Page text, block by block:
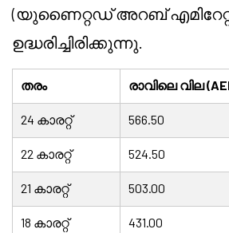
(യുണൈറ്റഡ് അറബ്
ഉദ്ധരിച്ചിരിക്കുന്നു.
തരം രാവിലെ വില
24 കാരറ്റ് 566.50
22 കാരറ്റ് 524.50
21 കാരറ്റ് 503.00
18 കാരറ്റ് 431.00